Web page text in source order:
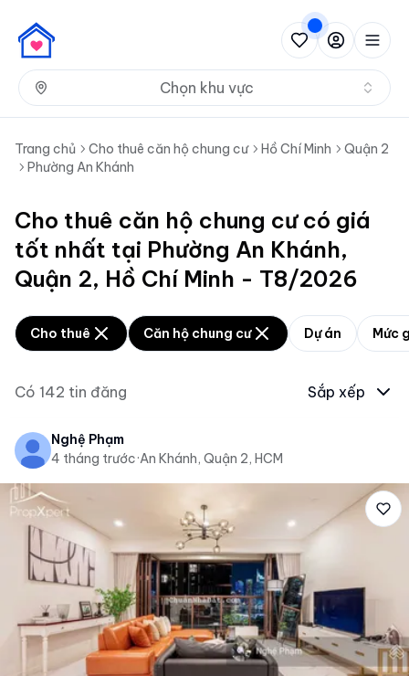
Chọn khu vực
Trang chủ Cho thuê căn hộ chung cư Hồ Chí Minh
Quận 2
Phường An Khánh
Cho thuê căn hộ chung cư có giá
tốt nhất tại Phường An Khánh,
Quận 2, Hồ Chí Minh - T8/2026
Cho thuê Căn hộ chung cư Dự án Mức
Có 142 tin đăng Sắp xếp
Nghệ Phạm
4 tháng trước·An Khánh, Quận 2, HCM